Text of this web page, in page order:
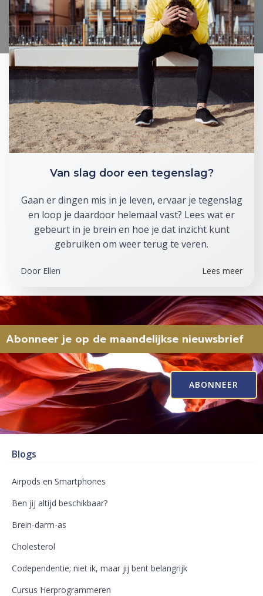
Van slag door een tegenslag?
Gaan er dingen mis in je leven, ervaar je tegenslag
en loop je daardoor helemaal vast? Lees wat er
gebeurt in je brein en hoe je dat inzicht kunt
gebruiken om weer terug te veren.
Door Ellen Lees meer
Abonneer je op de maandelijkse nieuwsbrief
ABONNEER
Blogs
Airpods en Smartphones
Ben jij altijd beschikbaar?
Brein-darm-as
Cholesterol
Codependentie; niet ik, maar jij bent belangrijk
Cursus Herprogrammeren